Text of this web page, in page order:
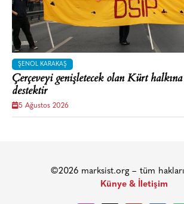
ŞENOL KARAKAŞ
Çerçeveyi genişletecek olan Kürt
destektir
5 Ağustos 2026
©2026 marksist.org – tüm hakları
Künye & İletişim